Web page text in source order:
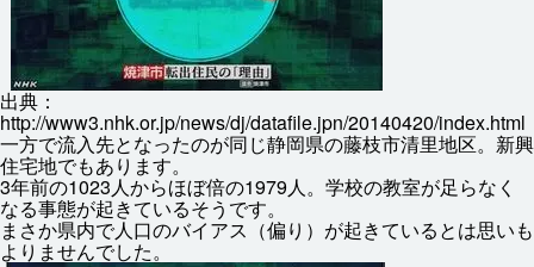
出典 ：
http://www3.nhk.or.jp/news/dj/datafile.jpn/20140420/index.html
一方で流入先となったのが同じ静岡県の藤枝市清里地区。 新興
住宅地でもあります。
3年前の1023人からほぼ倍の1979人。 学校の教室が足らなく
なる事態が起きているそうです。
まさか県内で人口のバイアス（偏り）が起きているとは思いも
よりませんでした。